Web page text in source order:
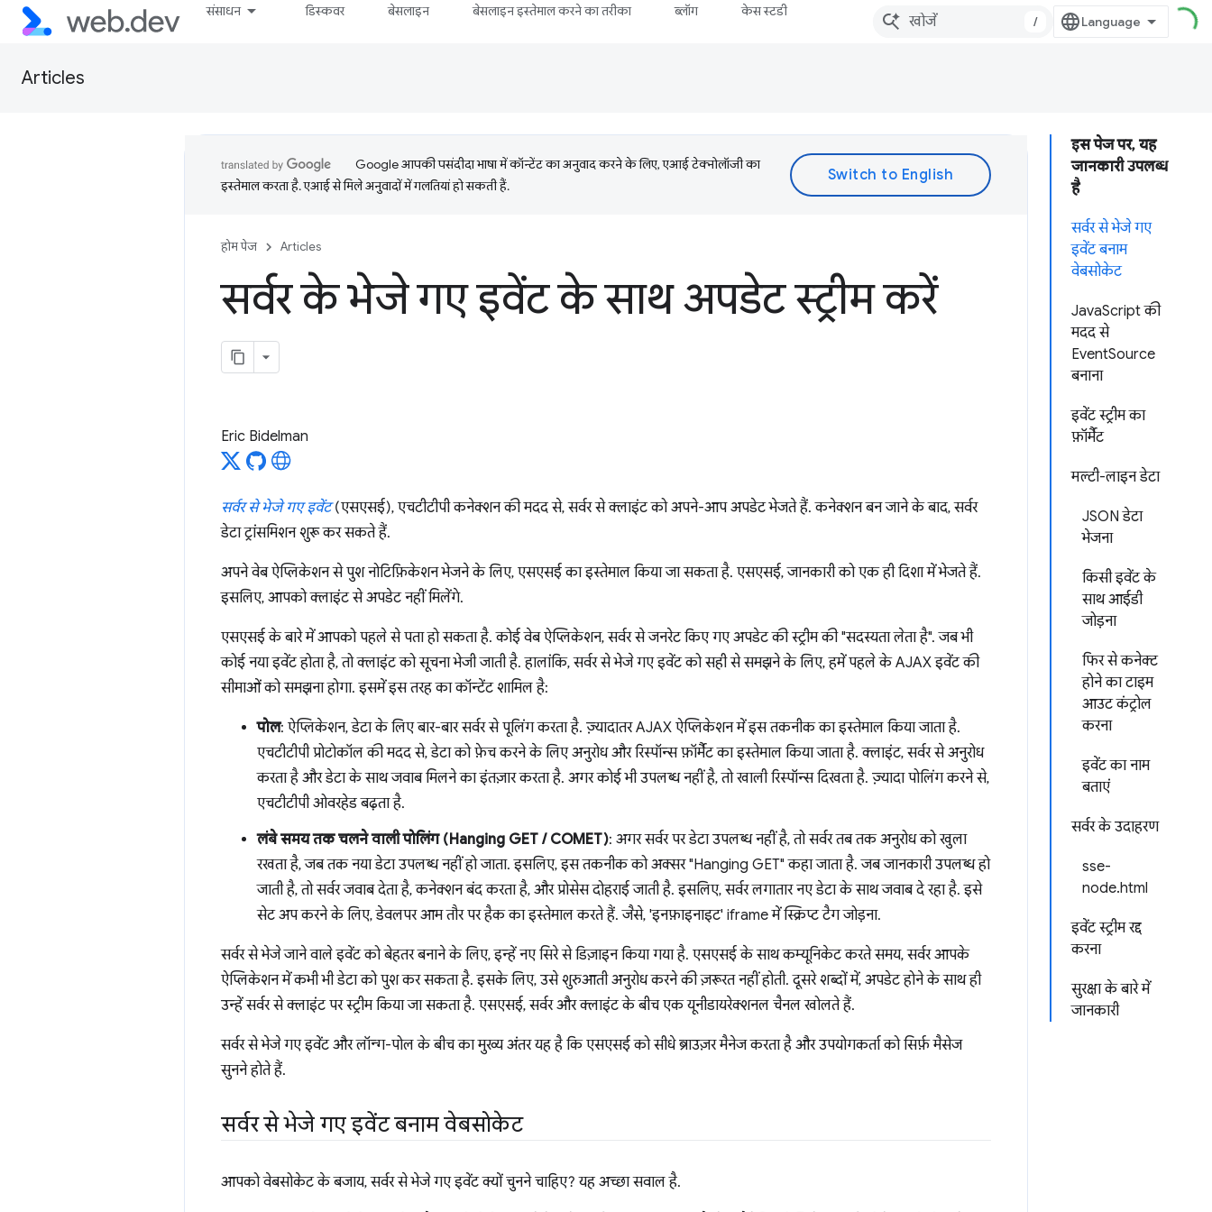
संसाधन डिस्कवर बेसलाइन बेसलाइन इस्तेमाल करने का तरीका ब्लॉग केस स्टडी
/
Articles
इस पेज पर, यह
जानकारी उपलब्ध
है
सर्वर से भेजे गए
इवेंट बनाम
वेबसोकेट
JavaScript की
मदद से
EventSource
बनाना
इवेंट स्ट्रीम का
फ़ॉर्मैट
मल्टी-लाइन डेटा
JSON डेटा
भेजना
किसी इवेंट के
साथ आईडी
जोड़ना
फिर से कनेक्ट
होने का टाइम
आउट कंट्रोल
करना
इवेंट का नाम
बताएं
सर्वर के उदाहरण
sse-
node.html
इवेंट स्ट्रीम रद्द
करना
सुरक्षा के बारे में
जानकारी
Google आपकी पसंदीदा भाषा में कॉन्टेंट का अनुवाद करने के लिए, एआई टेक्नोलॉजी का
इस्तेमाल करता है. एआई से मिले अनुवादों में गलतियां हो सकती हैं.
होम पेज Articles
सर्वर के भेजे गए इवेंट के साथ अपडेट स्ट्रीम करें
Eric Bidelman
सर्वर से भेजे गए इवेंट(एसएसई), एचटीटीपी कनेक्शन की मदद से, सर्वर से क्लाइंट को अपने-आप अपडेट भेजते हैं. कनेक्शन बन जाने के बाद, सर्वर
डेटा ट्रांसमिशन शुरू कर सकते हैं.
अपने वेब ऐप्लिकेशन से पुश नोटिफ़िकेशन भेजने के लिए, एसएसई का इस्तेमाल किया जा सकता है. एसएसई, जानकारी को एक ही दिशा में भेजते हैं.
इसलिए, आपको क्लाइंट से अपडेट नहीं मिलेंगे.
एसएसई के बारे में आपको पहले से पता हो सकता है. कोई वेब ऐप्लिकेशन, सर्वर से जनरेट किए गए अपडेट की स्ट्रीम की "सदस्यता लेता है". जब भी
कोई नया इवेंट होता है, तो क्लाइंट को सूचना भेजी जाती है. हालांकि, सर्वर से भेजे गए इवेंट को सही से समझने के लिए, हमें पहले के AJAX इवेंट की
सीमाओं को समझना होगा. इसमें इस तरह का कॉन्टेंट शामिल है:
पोल: ऐप्लिकेशन, डेटा के लिए बार-बार सर्वर से पूलिंग करता है. ज़्यादातर AJAX ऐप्लिकेशन में इस तकनीक का इस्तेमाल किया जाता है.
एचटीटीपी प्रोटोकॉल की मदद से, डेटा को फ़ेच करने के लिए अनुरोध और रिस्पॉन्स फ़ॉर्मैट का इस्तेमाल किया जाता है. क्लाइंट, सर्वर से अनुरोध
करता है और डेटा के साथ जवाब मिलने का इंतज़ार करता है. अगर कोई भी उपलब्ध नहीं है, तो खाली रिस्पॉन्स दिखता है. ज़्यादा पोलिंग करने से,
एचटीटीपी ओवरहेड बढ़ता है.
लंबे समय तक चलने वाली पोलिंग (Hanging GET / COMET): अगर सर्वर पर डेटा उपलब्ध नहीं है, तो सर्वर तब तक अनुरोध को खुला
रखता है, जब तक नया डेटा उपलब्ध नहीं हो जाता. इसलिए, इस तकनीक को अक्सर "Hanging GET" कहा जाता है. जब जानकारी उपलब्ध हो
जाती है, तो सर्वर जवाब देता है, कनेक्शन बंद करता है, और प्रोसेस दोहराई जाती है. इसलिए, सर्वर लगातार नए डेटा के साथ जवाब दे रहा है. इसे
सेट अप करने के लिए, डेवलपर आम तौर पर हैक का इस्तेमाल करते हैं. जैसे, 'इनफ़ाइनाइट' iframe में स्क्रिप्ट टैग जोड़ना.
सर्वर से भेजे जाने वाले इवेंट को बेहतर बनाने के लिए, इन्हें नए सिरे से डिज़ाइन किया गया है. एसएसई के साथ कम्यूनिकेट करते समय, सर्वर आपके
ऐप्लिकेशन में कभी भी डेटा को पुश कर सकता है. इसके लिए, उसे शुरुआती अनुरोध करने की ज़रूरत नहीं होती. दूसरे शब्दों में, अपडेट होने के साथ ही
उन्हें सर्वर से क्लाइंट पर स्ट्रीम किया जा सकता है. एसएसई, सर्वर और क्लाइंट के बीच एक यूनीडायरेक्शनल चैनल खोलते हैं.
सर्वर से भेजे गए इवेंट और लॉन्ग-पोल के बीच का मुख्य अंतर यह है कि एसएसई को सीधे ब्राउज़र मैनेज करता है और उपयोगकर्ता को सिर्फ़ मैसेज
सुनने होते हैं.
सर्वर से भेजे गए इवेंट बनाम वेबसोकेट
आपको वेबसोकेट के बजाय, सर्वर से भेजे गए इवेंट क्यों चुनने चाहिए? यह अच्छा सवाल है.